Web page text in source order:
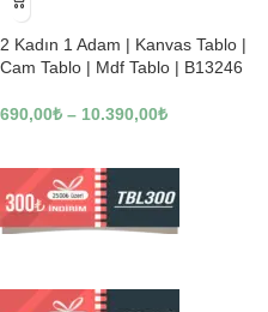
-23%
2 Kadın 1 Adam | Kanvas Tablo |
Cam Tablo | Mdf Tablo | B13246
690,00₺ – 10.390,00₺